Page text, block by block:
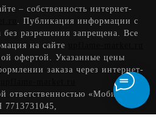
– собственность интернет-
. Публикация информации с
разрешения запрещена. Все
на сайте
офертой. Указанные цены
заказа через интернет-
ответственностью «МобилКэт»
7713731045,